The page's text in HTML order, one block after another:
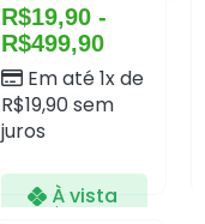
R$19,90 -
R$499,90
Em até 1x de
R$19,90sem
juros
À vista
R$18,91